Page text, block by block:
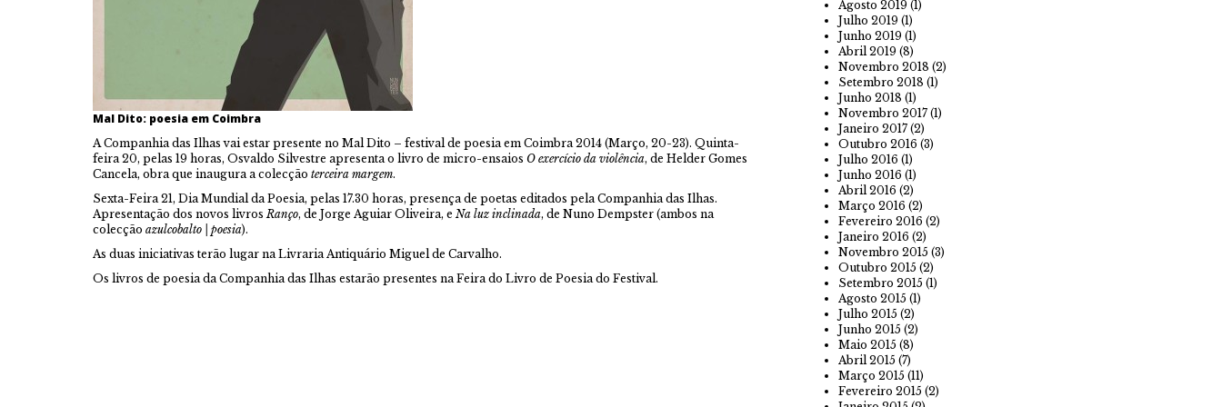
Mal Dito: poesia em Coimbra
A Companhia das Ilhas vai estar presente no Mal Dito – festival de poesia em Coimbra 2014 (Março, 20-23). Quinta-
feira 20, pelas 19 horas, Osvaldo Silvestre apresenta o livro de micro-ensaios O exercício da violência, de Helder Gomes
Cancela, obra que inaugura a colecção terceira margem.
Sexta-Feira 21, Dia Mundial da Poesia, pelas 17.30 horas, presença de poetas editados pela Companhia das Ilhas.
Apresentação dos novos livrosRanço, de Jorge Aguiar Oliveira, e Na luz inclinada, de Nuno Dempster (ambos na
colecção azulcobalto | poesia).
As duas iniciativas terão lugar na Livraria Antiquário Miguel de Carvalho.
Os livros de poesia da Companhia das Ilhas estarão presentes na Feira do Livro de Poesia do Festival.
Agosto 2019 (1)
Julho 2019 (1)
Junho 2019 (1)
Abril 2019 (8)
Novembro 2018 (2)
Setembro 2018 (1)
Junho 2018 (1)
Novembro 2017 (1)
Janeiro 2017 (2)
Outubro 2016 (3)
Julho 2016 (1)
Junho 2016 (1)
Abril 2016 (2)
Março 2016 (2)
Fevereiro 2016 (2)
Janeiro 2016 (2)
Novembro 2015 (3)
Outubro 2015 (2)
Setembro 2015 (1)
Agosto 2015 (1)
Julho 2015 (2)
Junho 2015 (2)
Maio 2015 (8)
Abril 2015 (7)
Março 2015 (11)
Fevereiro 2015 (2)